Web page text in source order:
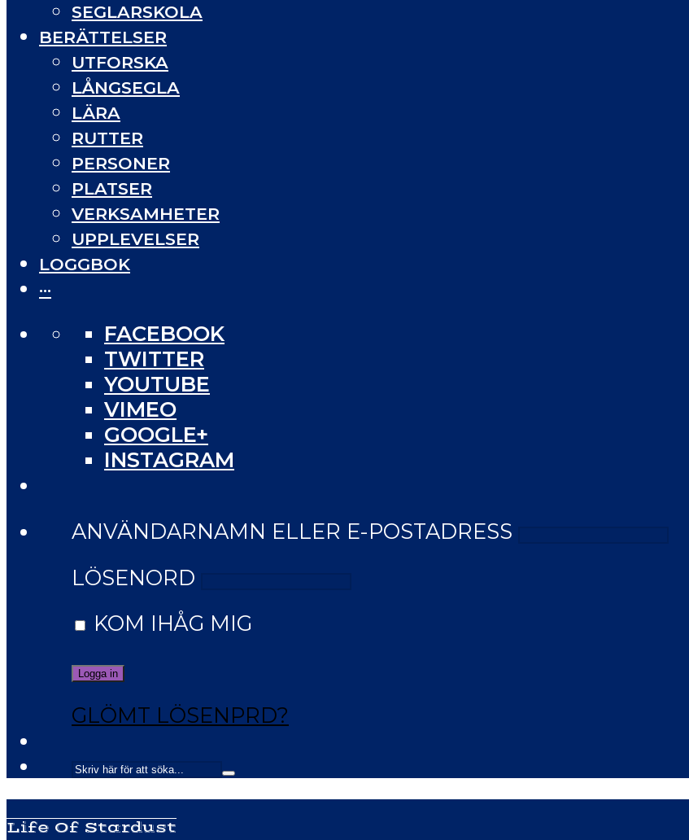
SEGLARSKOLA
BERÄTTELSER
UTFORSKA
LÅNGSEGLA
LÄRA
RUTTER
PERSONER
PLATSER
VERKSAMHETER
UPPLEVELSER
LOGGBOK
···
FACEBOOK
TWITTER
YOUTUBE
VIMEO
GOOGLE+
INSTAGRAM
ANVÄNDARNAMN ELLER E-POSTADRESS
LÖSENORD
KOM IHÅG MIG
GLÖMT LÖSENPRD?
Life Of Stardust